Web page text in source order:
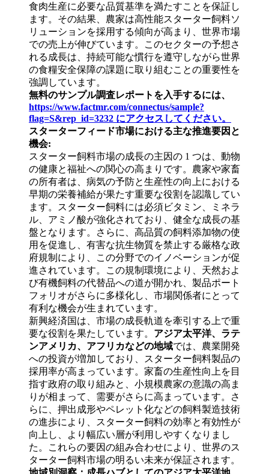
食肉生産に必要な品質基準を満たすことを保証し
ます。その結果、農家は高性能スターター飼料ソ
リューションを採用する傾向が高まり、世界市場
での売上が伸びています。このセクターの予想さ
れる成長は、持続可能な慣行を遵守しながら世界
の食糧安全保障の課題に取り組むことの重要性を
強調しています。
無料のサンプル調査レポートを入手するには、
https://www.factmr.com/connectus/sample?
flag=S&rep_id=3232 にアクセスしてください。
スターターフィード市場における主な推進要因と
機会:
スターター飼料市場の成長の主因の 1 つは、動物
の健康と福祉への関心の高まりです。農家や家畜
の所有者は、病気の予防と生産性の向上における
早期の栄養補給が果たす重要な役割を認識してい
ます。スターター飼料には必須ビタミン、ミネラ
ル、アミノ酸が強化されており、健全な成長の基
盤となります。さらに、高品質の飼料添加物の使
用を促進し、有害な抗生物質を禁止する厳格な政
府規制により、この分野でのイノベーションが促
進されています。この規制環境により、天然およ
び有機飼料の代替品への道が開かれ、製品ポート
フォリオがさらに多様化し、市場関係者にとって
有利な機会が生まれています。
新興経済国は、市場の成長軌道を牽引する上で重
要な役割を果たしています。 アジア太平洋、ラテ
ンアメリカ、アフリカなどの地域では、農業開発
への投資が増加しており、スターター飼料製品の
採用率が高まっています。家畜の生産性向上を目
指す政府の取り組みと、小規模農家の意識の高ま
りが相まって、需要がさらに高まっています。さ
らに、押出成形やペレット化などの飼料製造技術
の進歩により、スターター飼料の効率と有効性が
向上し、より幅広い層が利用しやすくなりまし
た。これらの要因の組み合わせにより、世界のス
ターター飼料市場の明るい未来が保証されます。